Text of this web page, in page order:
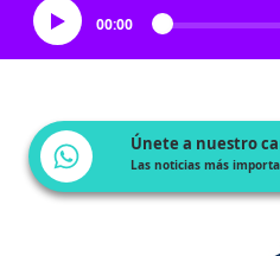
00:00
Únete a nuestro
Las noticias más